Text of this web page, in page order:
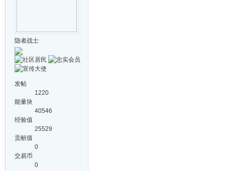
隐者战士
发帖
1220
能量块
40546
经验值
25529
贡献值
0
交易币
0